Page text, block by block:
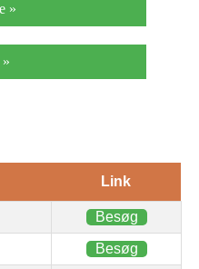
»
Link
Besøg
Besøg